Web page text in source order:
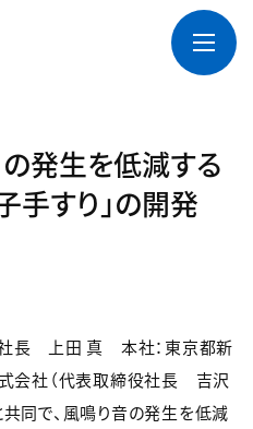
の発生を低減する
手すり」の開発
長 上田 真 本社：東京都新
式会社（代表取締役社長 吉沢
同で、風鳴り音の発生を低減